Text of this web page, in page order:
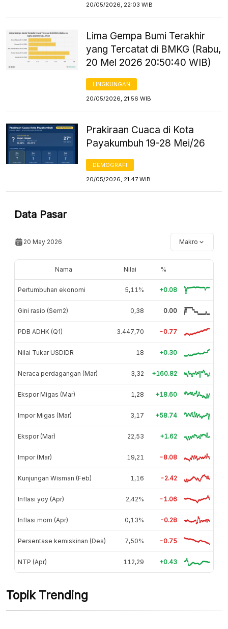
20/05/2026, 22:03 WIB
Lima Gempa Bumi Terakhir
yang Tercatat di BMKG (Rabu,
20 Mei 2026 20:50:40 WIB)
LINGKUNGAN
20/05/2026, 21:56 WIB
Prakiraan Cuaca di Kota
Payakumbuh 19-28 Mei/26
DEMOGRAFI
20/05/2026, 21:47 WIB
Data Pasar
20 May 2026 Makro
Nama Nilai %
Pertumbuhan ekonomi 5,11% +0.08
Gini rasio (Sem2) 0,38 0.00
PDB ADHK (Q1) 3.447,70 -0.77
Nilai Tukar USDIDR 18 +0.30
Neraca perdagangan (Mar) 3,32 +160.82
Ekspor Migas (Mar) 1,28 +18.60
Impor Migas (Mar) 3,17 +58.74
Ekspor (Mar) 22,53 +1.62
Impor (Mar) 19,21 -8.08
Kunjungan Wisman (Feb) 1,16 -2.42
Inflasi yoy (Apr) 2,42% -1.06
Inflasi mom (Apr) 0,13% -0.28
Persentase kemiskinan (Des) 7,50% -0.75
NTP (Apr) 112,29 +0.43
Topik Trending